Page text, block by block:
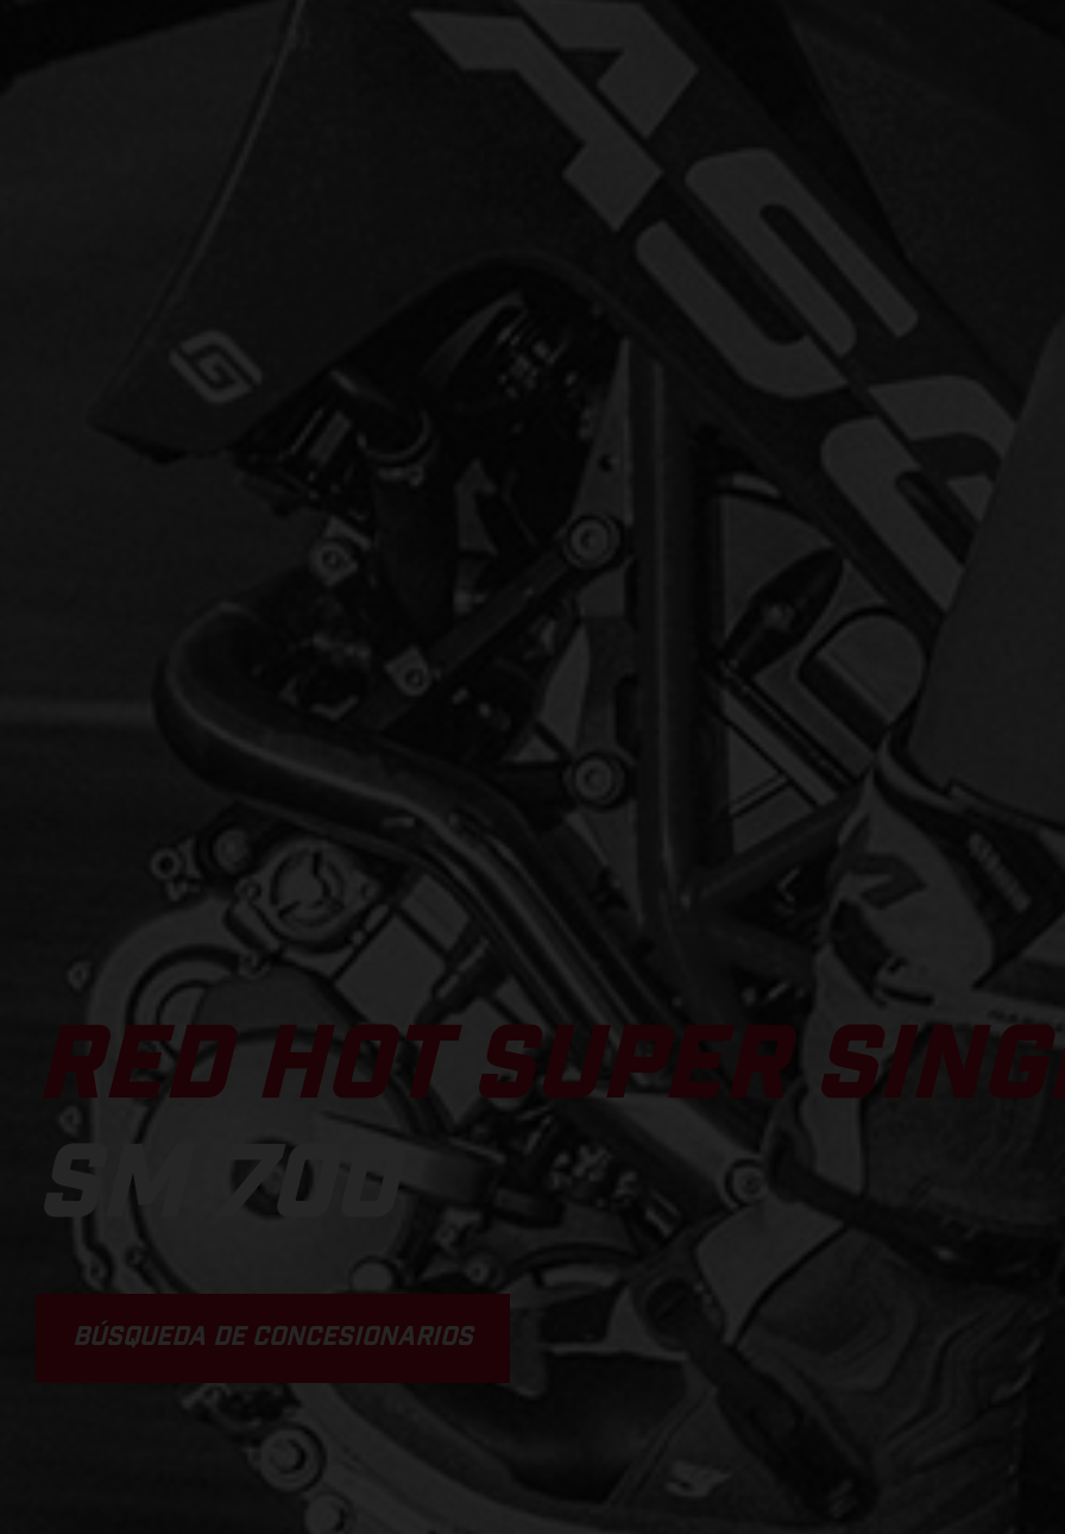
RED HOT SUPER
SM 700
BÚSQUEDA DE CONCESIONARIOS